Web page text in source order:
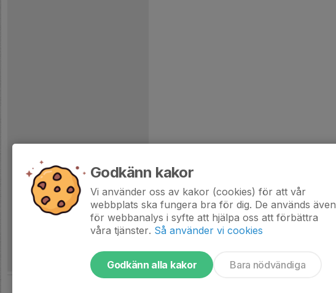
Godkänn kakor
Vi använder oss av kakor (cookies) för att vår
webbplats ska fungera bra för dig. De används även
för webbanalys i syfte att hjälpa oss att förbättra
våra tjänster. Så använder vi cookies
Godkänn alla kakor Bara nödvändiga